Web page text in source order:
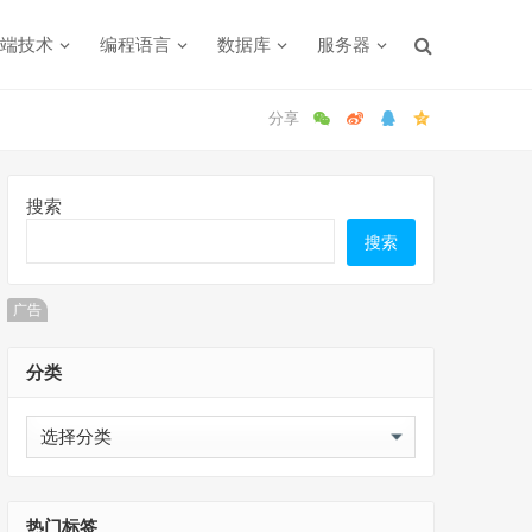
技术 编程语言 数据库 服务器
搜索
搜索
广告
分类
分
类
热门标签